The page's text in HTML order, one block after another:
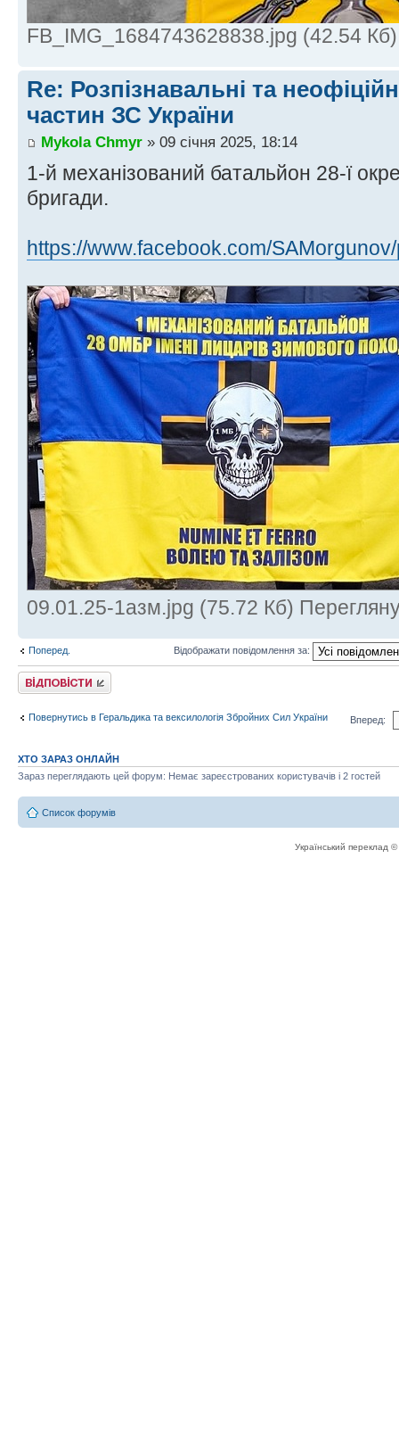
FB_IMG_1684743628838.jpg (42.54
Re: Розпізнавальні та
частин ЗС України
Mykola Chmyr » 09 січня 2025, 18:14
1-й механізований батальйон 28-ї
бригади.
https://www.facebook.com/
09.01.25-1азм.jpg (75.72 Кб)
Поперед. Відображати повідомлення за:
Відповісти
Повернутись в Геральдика та вексилологія Збройних Сил України Вперед:
ХТО ЗАРАЗ ОНЛАЙН
Зараз переглядають цей форум: Немає зареєстрованих користувачів і 2 гостей
Список форумів
Український переклад